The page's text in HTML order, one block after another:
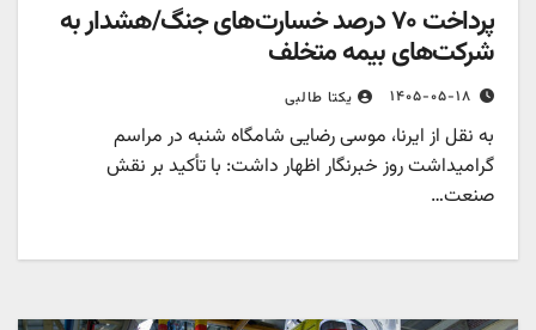
پرداخت ۷۰ درصد خسارت‌های جنگ/هشدار به
شرکت‌های بیمه متخلف
۱۴۰۵-۰۵-۱۸ یکتا طالبی
به نقل از ایرنا، موسی رضایی شامگاه شنبه در مراسم
گرامیداشت روز خبرنگار اظهار داشت: با تأکید بر نقش
صنعت…